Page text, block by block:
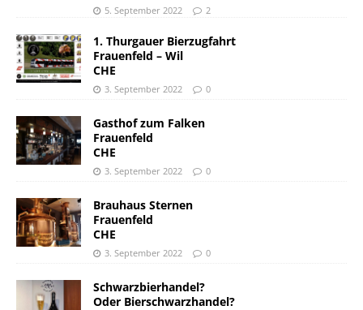
5. September 2022 2
1. Thurgauer Bierzugfahrt
Frauenfeld – Wil
CHE
3. September 2022 0
Gasthof zum Falken
Frauenfeld
CHE
3. September 2022 0
Brauhaus Sternen
Frauenfeld
CHE
3. September 2022 0
Schwarzbierhandel?
Oder Bierschwarzhandel?